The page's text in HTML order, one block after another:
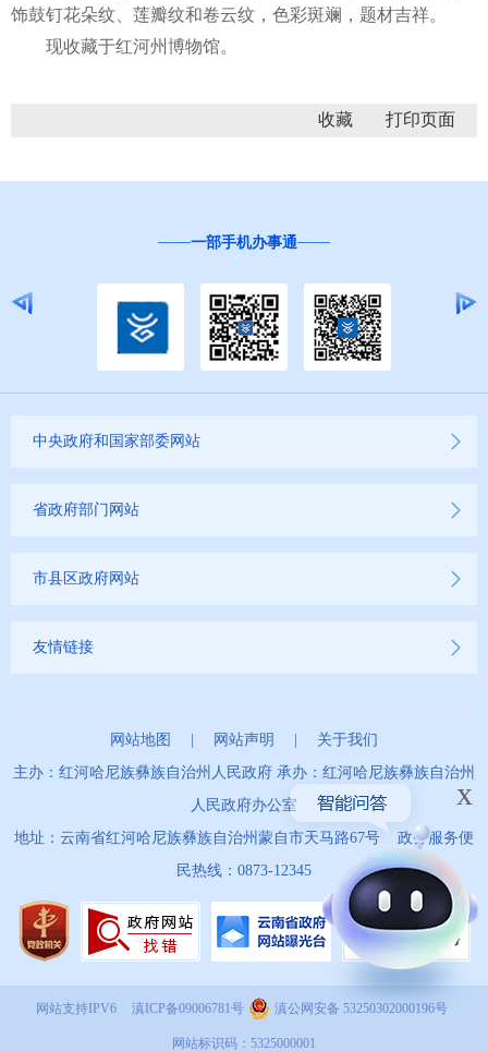
饰鼓钉花朵纹、莲瓣纹和卷云纹，色彩斑斓，题材吉祥。
现收藏于红河州博物馆。
收藏
一部手机办事通
中央政府和国家部委网站
省政府部门网站
市县区政府网站
友情链接
网站地图 网站声明
关于我们
主办：红河哈尼族彝族自治州人民政府 承办：红河哈尼族彝族自治州
人民政府办公室
地址：云南省红河哈尼族彝族自治州蒙自市天马路67号 政务服务便
民热线：0873-12345
x
网站支持IPV6 滇ICP备09006781号 滇公网安备 53250302000196号
网站标识码：5325000001